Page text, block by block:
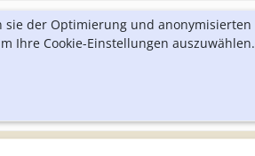
sie der Optimierung und anonymisierten
Ihre Cookie-Einstellungen auszuwählen.